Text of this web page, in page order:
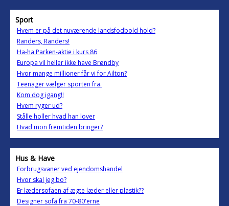
Sport
Hvem er på det nuværende landsfodbold hold?
Randers, Randers!
Ha-ha Parken-aktie i kurs 86
Europa vil heller ikke have Brøndby
Hvor mange millioner får vi for Ailton?
Teenager vælger sporten fra.
Kom dog igang!!
Hvem ryger ud?
Stålle holler hvad han lover
Hvad mon fremtiden bringer?
Hus & Have
Forbrugsvaner ved ejendomshandel
Hvor skal jeg bo?
Er lædersofaen af ægte læder eller plastik??
Designer sofa fra 70-80'erne